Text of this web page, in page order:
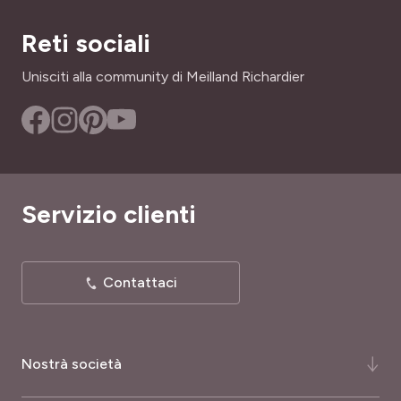
Reti sociali
Unisciti alla community di Meilland Richardier
Nostrà società
Servizio clienti
Contattaci